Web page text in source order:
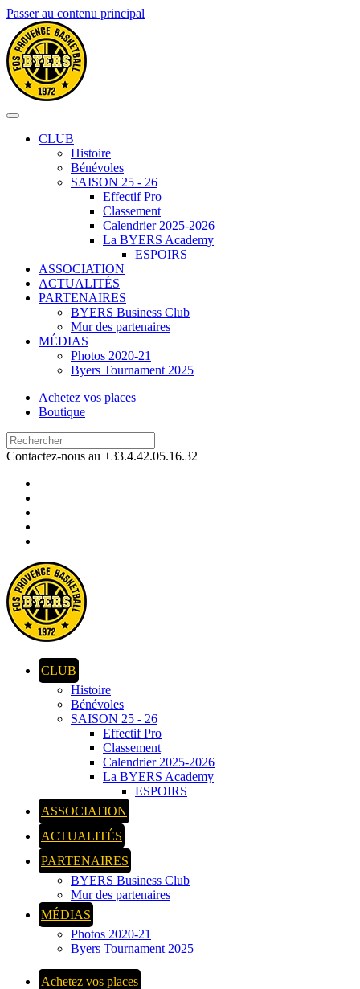
Passer au contenu principal
CLUB
Histoire
Bénévoles
SAISON 25 - 26
Effectif Pro
Classement
Calendrier 2025-2026
La BYERS Academy
ESPOIRS
ASSOCIATION
ACTUALITÉS
PARTENAIRES
BYERS Business Club
Mur des partenaires
MÉDIAS
Photos 2020-21
Byers Tournament 2025
Achetez vos places
Boutique
Contactez-nous au +33.4.42.05.16.32
CLUB
Histoire
Bénévoles
SAISON 25 - 26
Effectif Pro
Classement
Calendrier 2025-2026
La BYERS Academy
ESPOIRS
ASSOCIATION
ACTUALITÉS
PARTENAIRES
BYERS Business Club
Mur des partenaires
MÉDIAS
Photos 2020-21
Byers Tournament 2025
Achetez vos places